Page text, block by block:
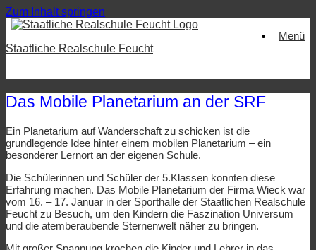
Zum Inhalt springen
Staatliche Realschule Feucht
Menü
Das Mobile Planetarium an der SRF
Ein Planetarium auf Wanderschaft zu schicken ist die
grundlegende Idee hinter einem mobilen Planetarium – ein
besonderer Lernort an der eigenen Schule.
Die Schülerinnen und Schüler der 5.Klassen konnten diese
Erfahrung machen. Das Mobile Planetarium der Firma Wieck war
vom 16. – 17. Januar in der Sporthalle der Staatlichen Realschule
Feucht zu Besuch, um den Kindern die Faszination Universum
und die atemberaubende Sternenwelt näher zu bringen.